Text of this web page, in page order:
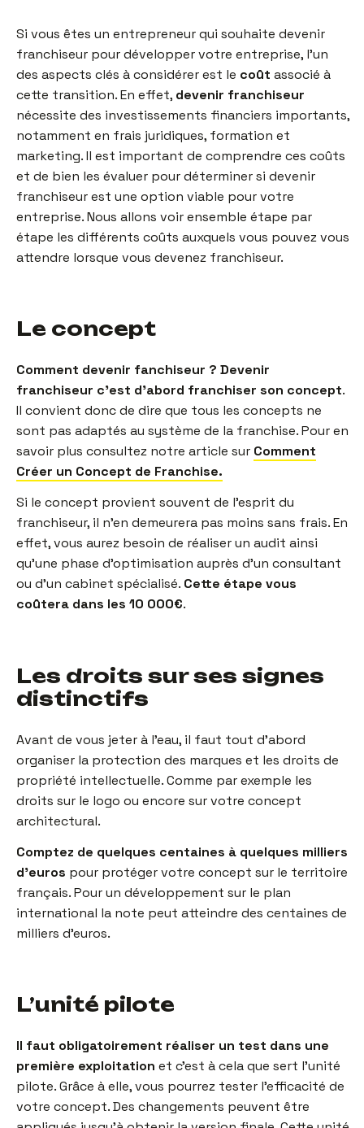
Si vous êtes un entrepreneur qui souhaite devenir
franchiseur pour développer votre entreprise, l’un
des aspects clés à considérer est le coût associé à
cette transition. En effet, devenir franchiseur
nécessite des investissements financiers importants,
notamment en frais juridiques, formation et
marketing. Il est important de comprendre ces coûts
et de bien les évaluer pour déterminer si devenir
franchiseur est une option viable pour votre
entreprise. Nous allons voir ensemble étape par
étape les différents coûts auxquels vous pouvez vous
attendre lorsque vous devenez franchiseur.
Le concept
Comment devenir fanchiseur ? Devenir
franchiseur c’est d’abord franchiser son concept.
Il convient donc de dire que tous les concepts ne
sont pas adaptés au système de la franchise. Pour en
savoir plus consultez notre article sur Comment
Créer un Concept de Franchise.
Si le concept provient souvent de l’esprit du
franchiseur, il n’en demeurera pas moins sans frais. En
effet, vous aurez besoin de réaliser un audit ainsi
qu’une phase d’optimisation auprès d’un consultant
ou d’un cabinet spécialisé. Cette étape vous
coûtera dans les 10 000€.
Les droits sur ses signes
distinctifs
Avant de vous jeter à l’eau, il faut tout d’abord
organiser la protection des marques et les droits de
propriété intellectuelle. Comme par exemple les
droits sur le logo ou encore sur votre concept
architectural.
Comptez de quelques centaines à quelques milliers
d’euros pour protéger votre concept sur le territoire
français. Pour un développement sur le plan
international la note peut atteindre des centaines de
milliers d’euros.
L’unité pilote
Il faut obligatoirement réaliser un test dans une
première exploitation et c’est à cela que sert l’unité
pilote. Grâce à elle, vous pourrez tester l’efficacité de
votre concept. Des changements peuvent être